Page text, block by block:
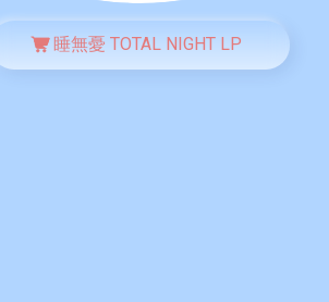
睡無憂 TOTAL NIGHT LP